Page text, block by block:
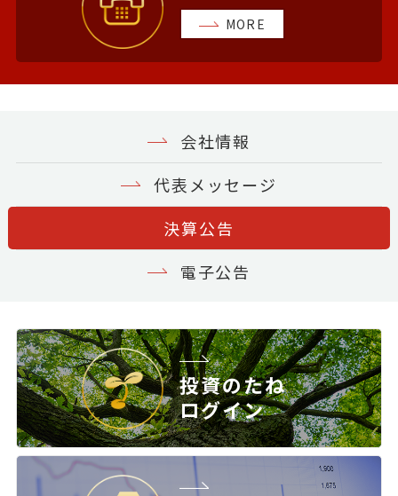
MORE
会社情報
代表メッセージ
決算公告
電子公告
投資のたね
ログイン